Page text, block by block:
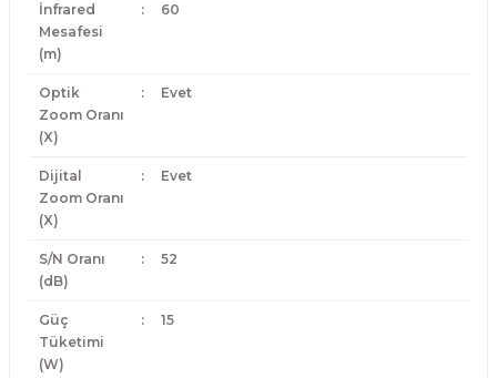
İnfrared
Mesafesi
(m)
: 60
Optik
Zoom Oranı
(X)
: Evet
Dijital
Zoom Oranı
(X)
: Evet
S/N Oranı
(dB)
: 52
Güç
Tüketimi
(W)
: 15